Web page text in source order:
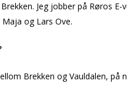
Jeg jobber på Røros E-
og Lars Ove.
Brekken og Vauldalen, på